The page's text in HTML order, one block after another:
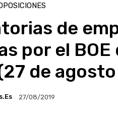
de
por el
de
27/08/2019